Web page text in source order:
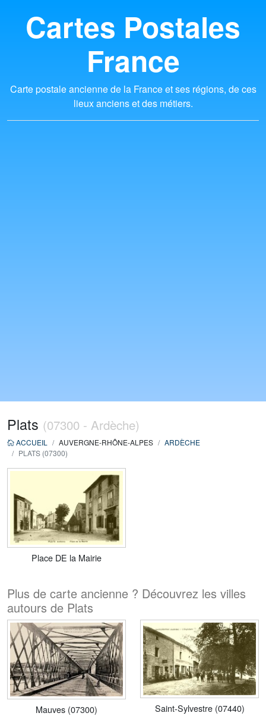
Cartes Postales
France
Carte postale ancienne de la France et ses régions, de ces
lieux anciens et des métiers.
Plats (07300 - Ardèche)
ACCUEIL AUVERGNE-RHÔNE-ALPES
ARDÈCHE
PLATS (07300)
Place DE la Mairie
Plus de carte ancienne ? Découvrez les villes
autours de Plats
Mauves (07300) Saint-Sylvestre (07440)